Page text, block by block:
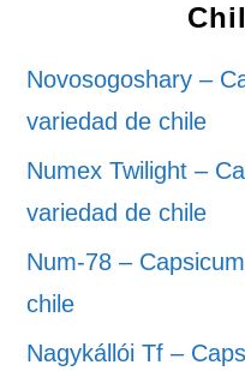
Novosogoshary –
variedad de chile
Numex Twilight –
variedad de chile
Num-78 –
chile
Nagykállói Tf –